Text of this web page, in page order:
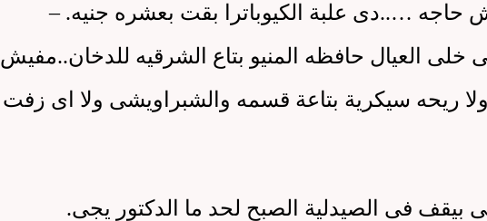
حاجه …..دى علبة الكيوباترا بقت بعشره جنيه. –
العيال حافظه المنيو بتاع الشرقيه للدخان..مفيش
ريحه سيكرية بتاعة قسمه والشبراويشى ولا اى زفت
فى الصيدلية الصبح لحد ما الدكتور يجى.